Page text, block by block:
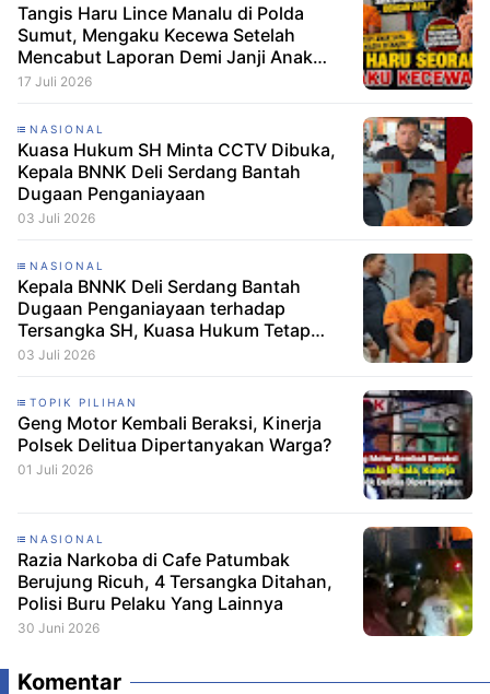
Tangis Haru Lince Manalu di Polda
Sumut, Mengaku Kecewa Setelah
Mencabut Laporan Demi Janji Anak
Dibebaskan
17 Juli 2026
NASIONAL
Kuasa Hukum SH Minta CCTV Dibuka,
Kepala BNNK Deli Serdang Bantah
Dugaan Penganiayaan
03 Juli 2026
NASIONAL
Kepala BNNK Deli Serdang Bantah
Dugaan Penganiayaan terhadap
Tersangka SH, Kuasa Hukum Tetap
Minta CCTV Dibuka
03 Juli 2026
TOPIK PILIHAN
Geng Motor Kembali Beraksi, Kinerja
Polsek Delitua Dipertanyakan Warga?
01 Juli 2026
NASIONAL
Razia Narkoba di Cafe Patumbak
Berujung Ricuh, 4 Tersangka Ditahan,
Polisi Buru Pelaku Yang Lainnya
30 Juni 2026
Komentar